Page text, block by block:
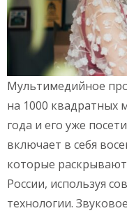
Мультимедийное
на 1000 квадратных
года и его уже
включает в себя
которые
России, используя
технологии.